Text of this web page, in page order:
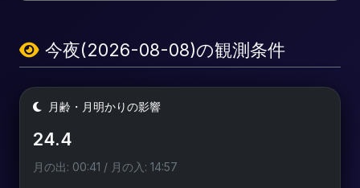
今夜(2026-08-08)の観測条件
月齢・月明かりの影響
24.4
月の出: 00:41 / 月の入: 14:57